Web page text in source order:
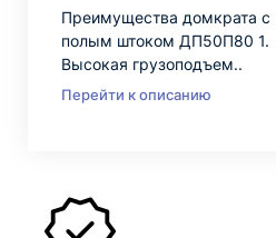
Преимущества домкрата с
полым штоком ДП50П80 1.
Высокая грузоподъем..
Перейти к описанию